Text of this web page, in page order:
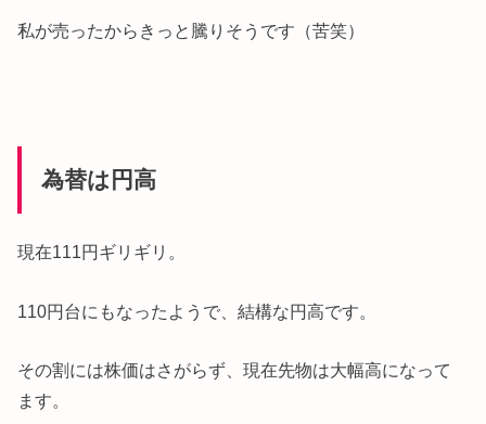
私が売ったからきっと騰りそうです（苦笑）
為替は円高
現在111円ギリギリ。
110円台にもなったようで、結構な円高です。
その割には株価はさがらず、現在先物は大幅高になって
ます。